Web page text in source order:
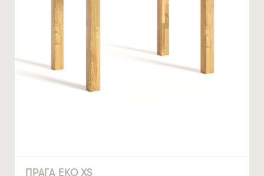
ПРАГА ЕКО XS
Натискаючи ви автоматично погоджуєтеся на обробку
персональних даних